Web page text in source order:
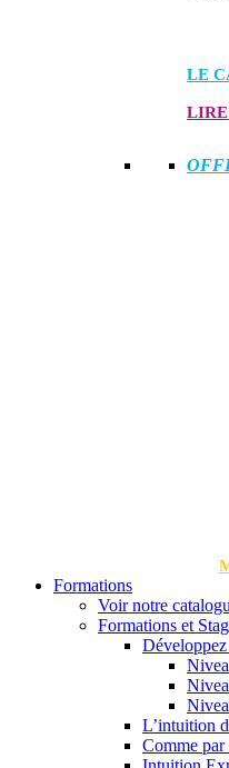
LE
Formations
Voir notre
Formations et
L’intuition
Comme par